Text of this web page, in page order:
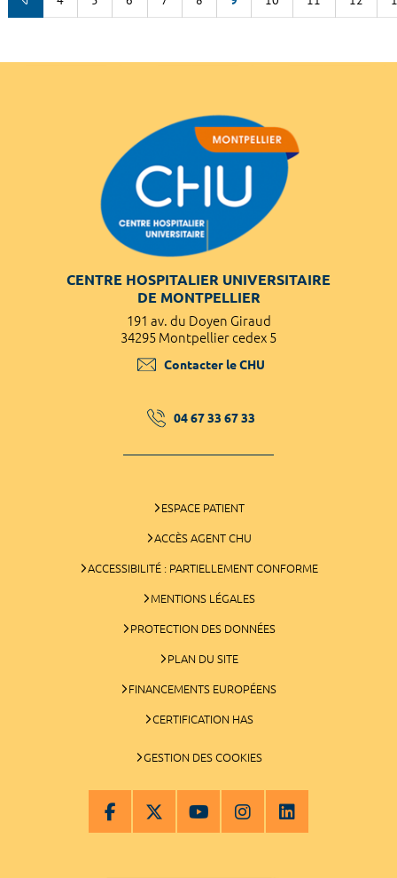
CENTRE HOSPITALIER UNIVERSITAIRE
DE MONTPELLIER
191 av. du Doyen Giraud
34295 Montpellier cedex 5
Contacter le CHU
04 67 33 67 33
ESPACE PATIENT
ACCÈS AGENT CHU
ACCESSIBILITÉ : PARTIELLEMENT CONFORME
MENTIONS LÉGALES
PROTECTION DES DONNÉES
PLAN DU SITE
FINANCEMENTS EUROPÉENS
CERTIFICATION HAS
GESTION DES COOKIES